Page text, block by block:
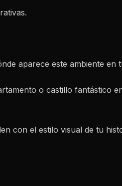
aparece este ambiente en
o castillo fantástico
con el estilo visual de tu